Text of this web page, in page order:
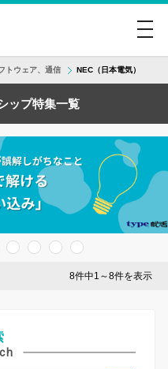
トウェア、通信 NEC（日本電気）
ップ特集一覧
8件中1～8件を表示